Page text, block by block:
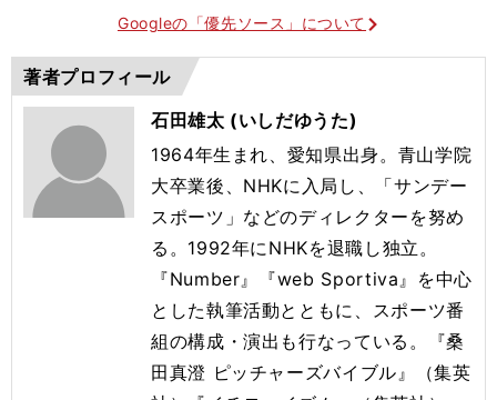
Googleの「優先ソース」について
著者プロフィール
石田雄太 (いしだゆうた)
1964年生まれ、愛知県出身。青山学院
大卒業後、NHKに入局し、「サンデー
スポーツ」などのディレクターを努め
る。1992年にNHKを退職し独立。
『Number』『web Sportiva』を中心
とした執筆活動とともに、スポーツ番
組の構成・演出も行なっている。『桑
田真澄 ピッチャーズバイブル』（集英